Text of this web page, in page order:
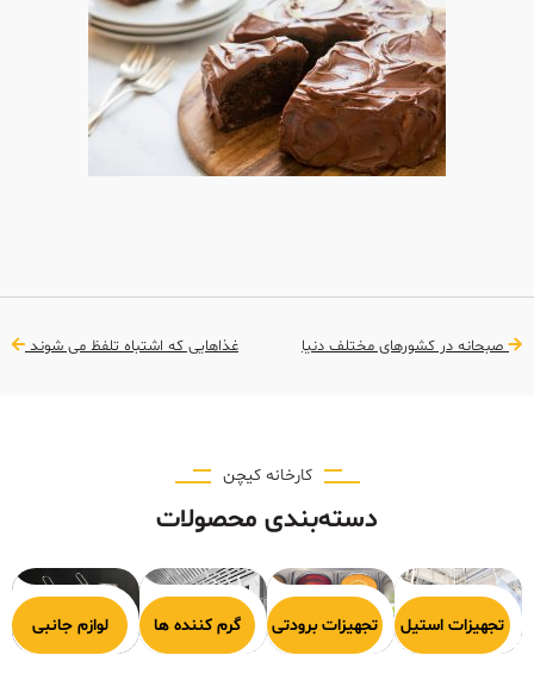
صبحانه در کشورهای مختلف دنیا غذاهایی که اشتباه تلفظ می شوند
کارخانه کیچن
دسته‌بندی محصولات
پخت
تجهیزات استیل
تجهیزات برودتی گرم کننده ها لوازم جانبی